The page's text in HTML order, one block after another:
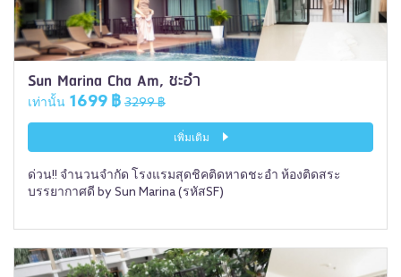
Sun Marina Cha Am, ชะอำ
เท่านั้น 1699 ฿ 3299 ฿
เพิ่มเติม
ด่วน!! จำนวนจำกัด โรงแรมสุดชิคติดหาดชะอำ ห้องติดสระ
บรรยากาศดี by Sun Marina (รหัสSF)